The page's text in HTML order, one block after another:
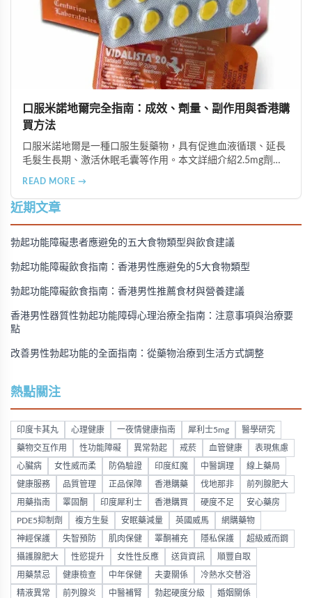
口服米諾地爾完全指南：成效、劑量、副作用與香港購
買方法
口服米諾地爾是一種口服生髮藥物，具有促進血液循環、延長
毛髮生長期、激活休眠毛囊等作用。本文詳細介紹2.5mg劑量
購買方法，並提供真實用戶經驗分享。
READ MORE →
近期文章
勃起功能障礙患者應避免的五大食物類型與飲食建議
勃起功能障礙飲食指南：香港男性應避免的5大食物類型
勃起功能障礙飲食指南：香港男性推薦食材與營養建議
香港男性器質性勃起功能障碍心理治療全指南：注意事項與治療要
點
改善男性勃起功能的全面指南：從藥物治療到生活方式調整
熱點關注
印度卡其丸 心理健康 一夜情健康指南 犀利士5mg 醫學研究
藥物交互作用 性功能障礙 異常勃起 戒菸 血管健康 表現焦慮
心臟病 女性威而柔 防偽驗證 印度紅魔 中醫調理 線上藥局
健康服務 品質管理 正品保障 香港購藥 伐地那非 前列腺肥大
用藥指南 睪固酮 印度犀利士 香港購買 硬度不足 安心藥房
PDE5抑制劑 複方生髮 安眠藥減量 英國威馬 網購藥物
神經保護 失智預防 肌肉保健 睪酮補充 隱私保護 超級威而鋼
攝護腺肥大 性慾提升 女性性反應 送貨資訊 順豐自取
用藥禁忌 健康檢查 中年保健 夫妻關係 冷熱水交替浴
精液異常 前列腺炎 中醫補腎 勃起硬度分級 婚姻關係